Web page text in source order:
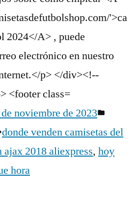
noviembre de 2023
en
Etiquetas:
donde venden camisetas del
ajax 2018 aliexpress, hoy
hora